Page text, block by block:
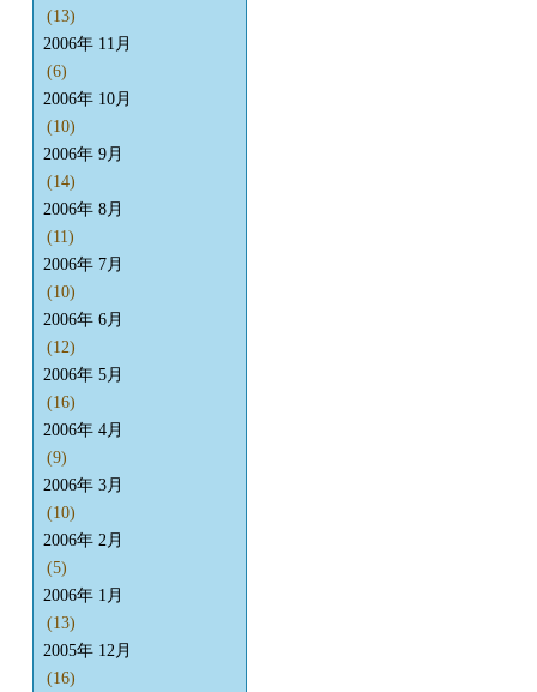
(13)
2006年 11月
(6)
2006年 10月
(10)
2006年 9月
(14)
2006年 8月
(11)
2006年 7月
(10)
2006年 6月
(12)
2006年 5月
(16)
2006年 4月
(9)
2006年 3月
(10)
2006年 2月
(5)
2006年 1月
(13)
2005年 12月
(16)